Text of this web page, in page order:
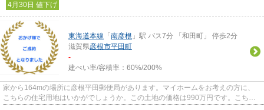
4月30日 値下げ
東海道本線 「 南彦根 」駅 バス7分 「和田町」 停歩2分
滋賀県彦根市平田町
-
建ぺい率/容積率： 60%/200%
家から164mの場所に彦根平田郵便局があります。マイホームをお考えの方に、
こちらの住宅用地はいかがでしょうか。この土地の価格は990万円です。こちら